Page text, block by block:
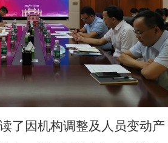
了因机构调整及人员变动产